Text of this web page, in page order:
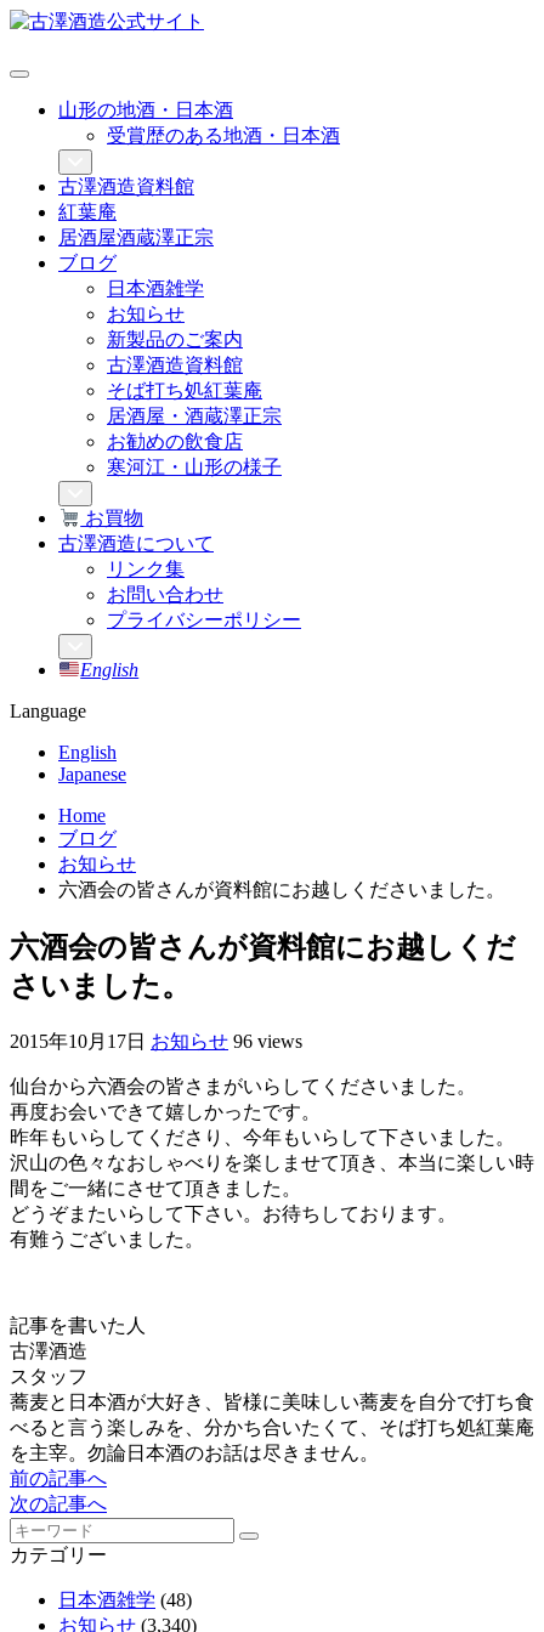
山形の地酒・日本酒
受賞歴のある地酒・日本酒
古澤酒造資料館
紅葉庵
居酒屋酒蔵澤正宗
ブログ
日本酒雑学
お知らせ
新製品のご案内
古澤酒造資料館
そば打ち処紅葉庵
居酒屋・酒蔵澤正宗
お勧めの飲食店
寒河江・山形の様子
お買物
古澤酒造について
リンク集
お問い合わせ
プライバシーポリシー
English
Language
English
Japanese
Home
ブログ
お知らせ
六酒会の皆さんが資料館にお越しくださいました。
六酒会の皆さんが資料館にお越しくだ
さいました。
2015年10月17日 お知らせ 96 views
仙台から六酒会の皆さまがいらしてくださいました。
再度お会いできて嬉しかったです。
昨年もいらしてくださり、今年もいらして下さいました。
沢山の色々なおしゃべりを楽しませて頂き、本当に楽しい時
間をご一緒にさせて頂きました。
どうぞまたいらして下さい。お待ちしております。
有難うございました。
記事を書いた人
古澤酒造
スタッフ
蕎麦と日本酒が大好き、皆様に美味しい蕎麦を自分で打ち食
べると言う楽しみを、分かち合いたくて、そば打ち処紅葉庵
を主宰。勿論日本酒のお話は尽きません。
前の記事へ
次の記事へ
カテゴリー
日本酒雑学 (48)
お知らせ (3,340)